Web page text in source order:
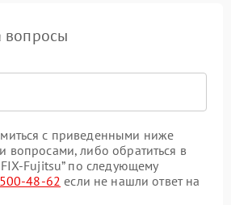
вопросы
с приведенными ниже
вопросами, либо обратиться в
Fujitsu” по следующему
48-62 если не нашли ответ на